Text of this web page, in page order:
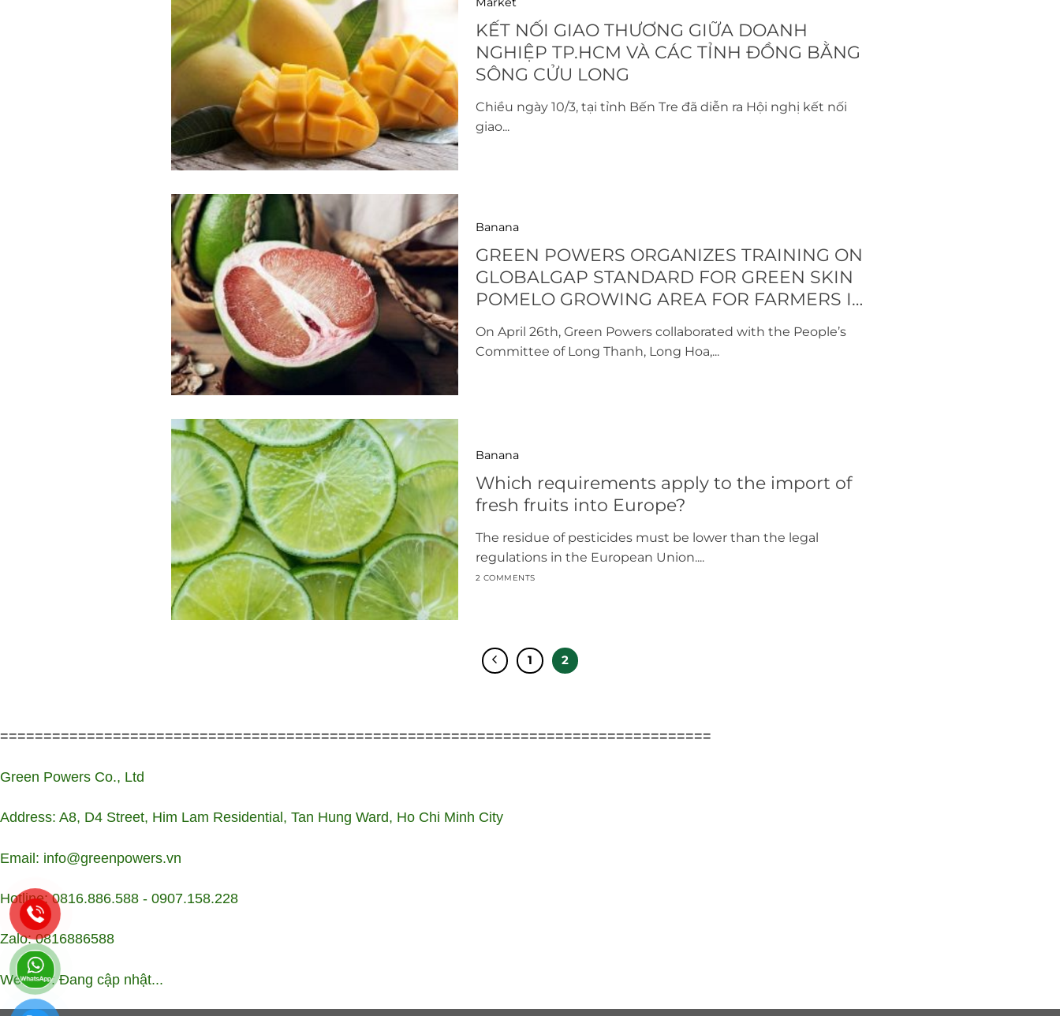
KẾT NỐI GIAO THƯƠNG GIỮA DOANH
NGHIỆP TP.HCM VÀ CÁC TỈNH ĐỒNG BẰNG
SÔNG CỬU LONG
Chiều ngày 10/3, tại tỉnh Bến Tre đã diễn ra Hội nghị kết nối
giao...
Banana
GREEN POWERS ORGANIZES TRAINING ON
GLOBALGAP STANDARD FOR GREEN SKIN
POMELO GROWING AREA FOR FARMERS IN
BEN TRE PROVINCE
On April 26th, Green Powers collaborated with the People’s
Committee of Long Thanh, Long Hoa,...
Banana
Which requirements apply to the import of
fresh fruits into Europe?
The residue of pesticides must be lower than the legal
regulations in the European Union....
2 COMMENTS
1 2
==================================================================================
Green Powers Co., Ltd
Address: A8, D4 Street, Him Lam Residential, Tan Hung Ward, Ho Chi Minh City
Email: info@greenpowers.vn
Hotline: 0816.886.588 - 0907.158.228
Zalo: 0816886588
Website: Đang cập nhật...